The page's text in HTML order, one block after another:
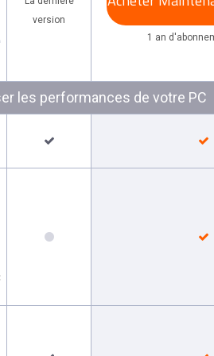
version
1 an
les performances de votre PC